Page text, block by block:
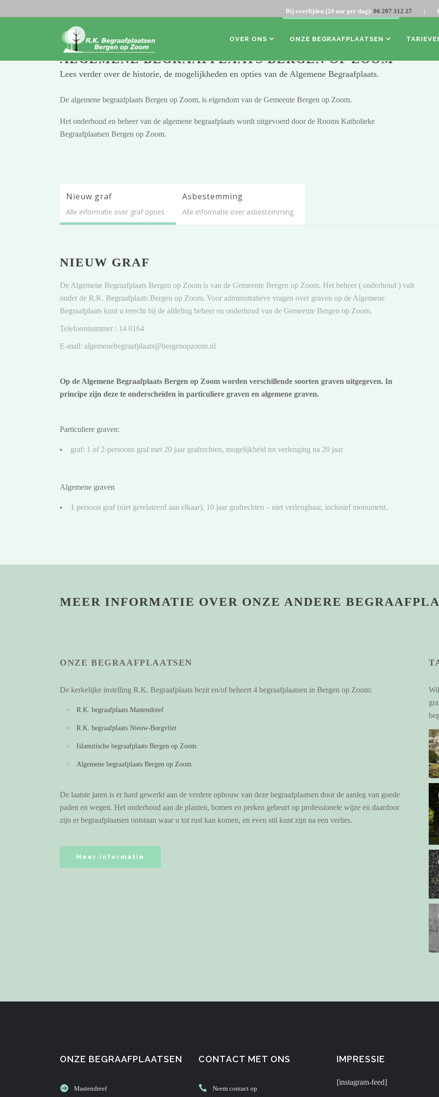
Bij overlijden (24 uur per dag): 06 207 312 27 |
OVER ONS ONZE BEGRAAFPLAATSEN
ALGEMENE BEGRAAFPLAATS BERGEN OP ZOOM
Lees verder over de historie, de mogelijkheden en opties van de Algemene Begraafplaats.
De algemene begraafplaats Bergen op Zoom, is eigendom van de Gemeente Bergen op Zoom.
Het onderhoud en beheer van de algemene begraafplaats wordt uitgevoerd door de Rooms Katholieke
Begraafplaatsen Bergen op Zoom.
Nieuw graf
Alle informatie over graf opties
Asbestemming
Alle informatie over asbestemming
NIEUW GRAF
De Algemene Begraafplaats Bergen op Zoom is van de Gemeente Bergen op Zoom. Het beheer ( onderhoud ) valt
onder de R.K. Begraafplaats Bergen op Zoom. Voor administratieve vragen over graven op de Algemene
Begraafplaats kunt u terecht bij de afdeling beheer en onderhoud van de Gemeente Bergen op Zoom.
Telefoonnummer : 14 0164
E-mail: algemenebegraafplaats@bergenopzoom.nl
Op de Algemene Begraafplaats Bergen op Zoom worden verschillende soorten graven uitgegeven. In
principe zijn deze te onderscheiden in particuliere graven en algemene graven.
Particuliere graven:
graf: 1 of 2-persoons graf met 20 jaar grafrechten, mogelijkheid tot verlenging na 20 jaar
Algemene graven
1 persoon graf (niet gerelateerd aan elkaar), 10 jaar grafrechten – niet verlengbaar, inclusief monument.
MEER INFORMATIE OVER ONZE ANDERE
ONZE BEGRAAFPLAATSEN
De kerkelijke instelling R.K. Begraafplaats bezit en/of beheert 4 begraafplaatsen in Bergen op Zoom:
R.K. begraafplaats Mastendreef
R.K. begraafplaats Nieuw-Borgvliet
Islamitische begraafplaats Bergen op Zoom
Algemene begraafplaats Bergen op Zoom
De laatste jaren is er hard gewerkt aan de verdere opbouw van deze begraafplaatsen door de aanleg van goede
paden en wegen. Het onderhoud aan de planten, bomen en perken gebeurt op professionele wijze en daardoor
zijn er begraafplaatsen ontstaan waar u tot rust kan komen, en even stil kunt zijn na een verlies.
Meer informatie
ONZE BEGRAAFPLAATSEN
Mastendreef
CONTACT MET ONS
Neem contact op
IMPRESSIE
[instagram-feed]